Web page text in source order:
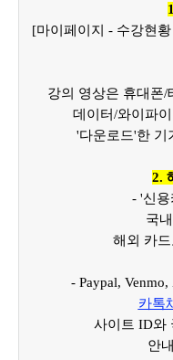
[마이페이지 - 수강현
강의 영상은 휴대폰/
데이터/와이파
'다운로드'한 기
2.
- '신용
국
해외 카
- Paypal,
카톡
사이트 ID와
안